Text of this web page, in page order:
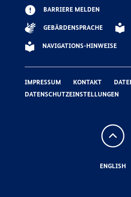
BARRIERE MELDEN
GEBÄRDENSPRACHE
NAVIGATIONS-HINWEISE
IMPRESSUM KONTAKT
DATENSCHUTZEINSTELLUNGEN
Nach
oben
ENGLISH